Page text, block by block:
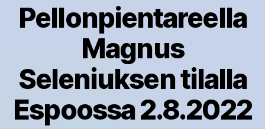
Pellonpientareella
Magnus
Seleniuksen tilalla
Espoossa 2.8.2022